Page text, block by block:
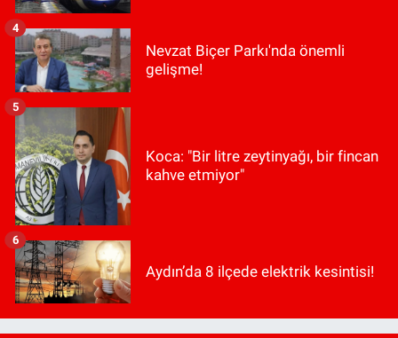
Nevzat Biçer Parkı'nda önemli
gelişme!
4
Koca: "Bir litre zeytinyağı, bir fincan
kahve etmiyor"
5
Aydın’da 8 ilçede elektrik kesintisi!
6